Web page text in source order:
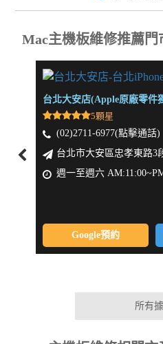
Mac主機板維修推薦門
台北大安店(Apple原廠零件
5顆星
(02)2711-6977(點擊通話)
台北市大安區忠孝東路3
週一至週六
Google預約
所有